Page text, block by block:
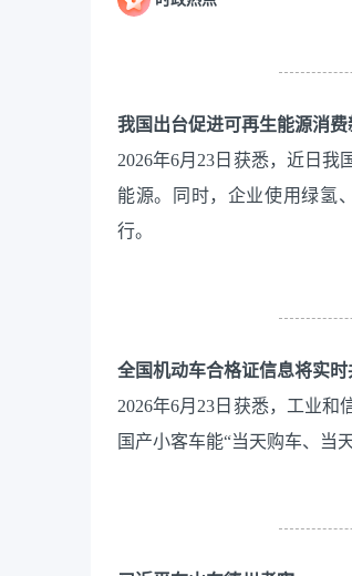
我国出台促进可再生能源消费
2026年6月23日获悉，近日
能源。同时，企业使用绿氢
行。
全国机动车合格证信息将实时
2026年6月23日获悉，工业和
国产小客车能“当天购车、当